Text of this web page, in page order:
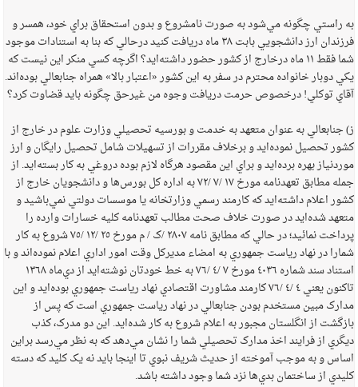
به راستي چگونه مي‌شود به صورت نامشروع و بدون استحقاق براي خود، همسر و
فرزندان ارز دانشجويي بابت ‌٣٨ ماه دريافت کنيد درحالي که بنا به استنادات موجود
شما فقط ‌١١ ماه درخارج از کشور حضور داشته‌ايد؟ اگرچه کسي منکر اين نيست که
يکي دوبار خانواده محترم در سفر به اين کشور «اعتبار بالا» همراه جنابعالي بوده‌اند.
آقاي توکلي! درخصوص حرمت دريافت وجوه من غيرحق چگونه بايد قضاوت کرد؟
ز) جنابعالي به عنوان متعهد به خدمت و بورسيه تحصيلي وزارت علوم در خارج از
کشور تحصيل نموده‌ايد و برخلاف مقررات از تسهيلات شامل تحصيل رايگان و ارز
موردنياز بهره برده‌ايد و براي اين مقصود هرگاه لازم بوده دروغي به کار بسته‌ايد. از
جمله مطابق تعهدنامه مورخ ‌١٧ /‌٧ /‌٧٢ به اداره کل بورس‌ها و دانشجويان خارج از
کشور اعلام داشته‌ايد که کارمند رسمي وزارتخانه يا موسسات دولتي نمي‌باشيد و
متعهد شده‌ايد در صورت خلاف صحت مطالب تعهدنامه کليه خسارات وارده را
پرداخت نمائيد؛ در حالي که مطابق نامه ‌٢٨٠٧ /ک / م مورخ ‌٢٥ /‌١٢ /‌٧٥ شروع به کار
شمارا در نهاد رياست جمهوري به امضاء مديرکل وقت امور اداري اعلام نموده‌اند و با
استناد سند شماره ‌٤٠٣٦ مورخ ‌٧ /‌٤ /‌٧٦ به خط خودتان نوشته‌ايد از دي‌ماه ‌١٣٦٨
تاکنون يعني ‌٤ /‌٤ /‌٧٦ کارمند مشاورت اقتصادي نهاد رياست جمهوري بوده‌ايد و اين
مدارک مبين مستخدم بودن جنابعالي در نهاد رياست جمهوري است که پس از
بازگشت از انگلستان مجبور به اعلام شروع به کار شده‌ايد. اين دو مدرک، کذب
ديگري از فرايند اخذ مدارک تحصيلي شما را نشان مي‌دهد که به نظر مي‌رسد براين
اساس و به موجب آموخته از حديث شريف نبوي تا اينجا بايد نه يک کليد که دسته
کليدي از ساختمان بدي‌ها نزد شما وجود داشته باشد.